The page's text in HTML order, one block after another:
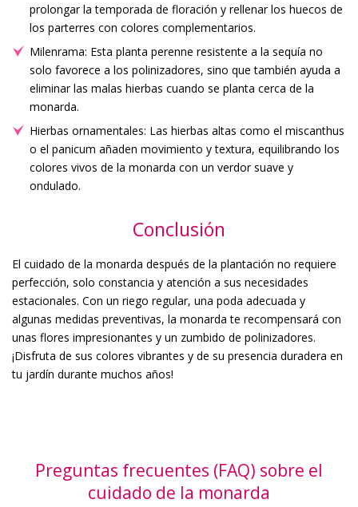
prolongar la temporada de floración y rellenar los huecos de
los parterres con colores complementarios.
Milenrama: Esta planta perenne resistente a la sequía no
solo favorece a los polinizadores, sino que también ayuda a
eliminar las malas hierbas cuando se planta cerca de la
monarda.
Hierbas ornamentales: Las hierbas altas como el miscanthus
o el panicum añaden movimiento y textura, equilibrando los
colores vivos de la monarda con un verdor suave y
ondulado.
Conclusión
El cuidado de la monarda después de la plantación no requiere
perfección, solo constancia y atención a sus necesidades
estacionales. Con un riego regular, una poda adecuada y
algunas medidas preventivas, la monarda te recompensará con
unas flores impresionantes y un zumbido de polinizadores.
¡Disfruta de sus colores vibrantes y de su presencia duradera en
tu jardín durante muchos años!
Preguntas frecuentes (FAQ) sobre el
cuidado de la monarda